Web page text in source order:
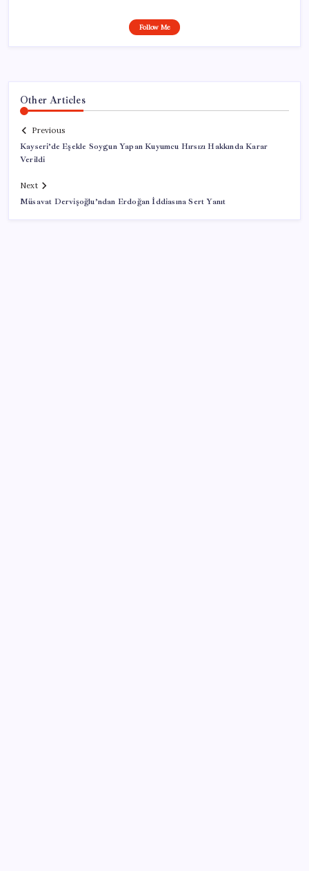
Follow Me
Other Articles
Previous
Kayseri’de Eşekle Soygun Yapan Kuyumcu Hırsızı Hakkında Karar
Verildi
Next
Müsavat Dervişoğlu’ndan Erdoğan İddiasına Sert Yanıt